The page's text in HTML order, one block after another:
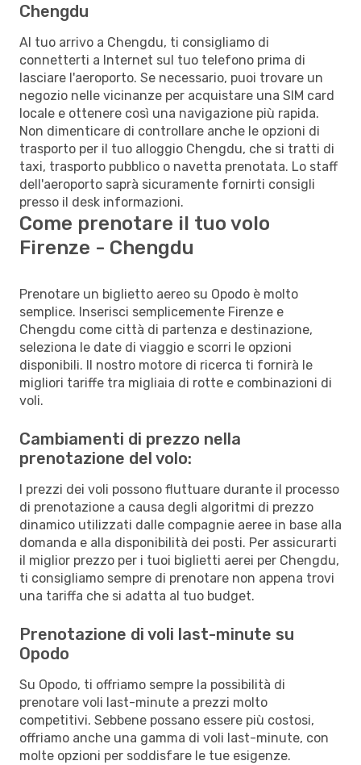
Chengdu
Al tuo arrivo a Chengdu, ti consigliamo di
connetterti a Internet sul tuo telefono prima di
lasciare l'aeroporto. Se necessario, puoi trovare un
negozio nelle vicinanze per acquistare una SIM card
locale e ottenere così una navigazione più rapida.
Non dimenticare di controllare anche le opzioni di
trasporto per il tuo alloggio Chengdu, che si tratti di
taxi, trasporto pubblico o navetta prenotata. Lo staff
dell'aeroporto saprà sicuramente fornirti consigli
presso il desk informazioni.
Come prenotare il tuo volo
Firenze - Chengdu
Prenotare un biglietto aereo su Opodo è molto
semplice. Inserisci semplicemente Firenze e
Chengdu come città di partenza e destinazione,
seleziona le date di viaggio e scorri le opzioni
disponibili. Il nostro motore di ricerca ti fornirà le
migliori tariffe tra migliaia di rotte e combinazioni di
voli.
Cambiamenti di prezzo nella
prenotazione del volo:
I prezzi dei voli possono fluttuare durante il processo
di prenotazione a causa degli algoritmi di prezzo
dinamico utilizzati dalle compagnie aeree in base alla
domanda e alla disponibilità dei posti. Per assicurarti
il miglior prezzo per i tuoi biglietti aerei per Chengdu,
ti consigliamo sempre di prenotare non appena trovi
una tariffa che si adatta al tuo budget.
Prenotazione di voli last-minute su
Opodo
Su Opodo, ti offriamo sempre la possibilità di
prenotare voli last-minute a prezzi molto
competitivi. Sebbene possano essere più costosi,
offriamo anche una gamma di voli last-minute, con
molte opzioni per soddisfare le tue esigenze.